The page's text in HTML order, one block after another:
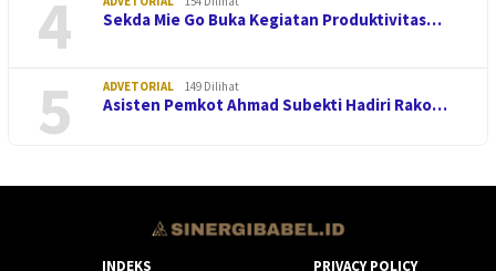
4 Sekda Mie Go Buka Kegiatan Produktivitas…
5 ADVETORIAL 149 Dilihat
Asisten Pemkot Ahmad Subekti Hadiri Rako…
INDEKS PRIVACY POLICY